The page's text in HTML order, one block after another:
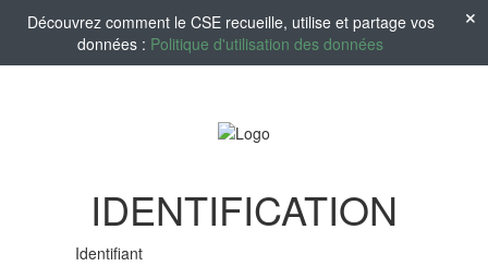
Découvrez comment le CSE recueille, utilise et partage vos
données : Politique d'utilisation des données
IDENTIFICATION
Identifiant